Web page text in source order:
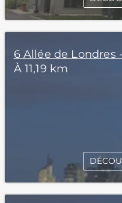
6 Allée de Londres
À 11,19 km